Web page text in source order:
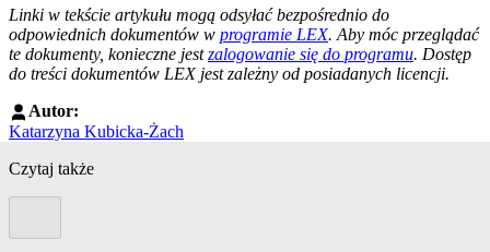
Linki w tekście artykułu mogą odsyłać bezpośrednio do
odpowiednich dokumentów w programie LEX. Aby móc przeglądać
te dokumenty, konieczne jestzalogowanie się do programu. Dostęp
do treści dokumentów LEX jest zależny od posiadanych licencji.
Autor:
Katarzyna Kubicka-Żach
Czytaj także